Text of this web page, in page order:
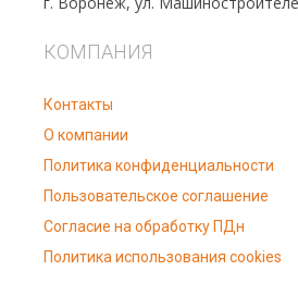
КОМПАНИЯ
Контакты
О компании
Политика конфиденциальности
Пользовательское соглашение
Согласие на обработку ПДн
Политика использования cookies